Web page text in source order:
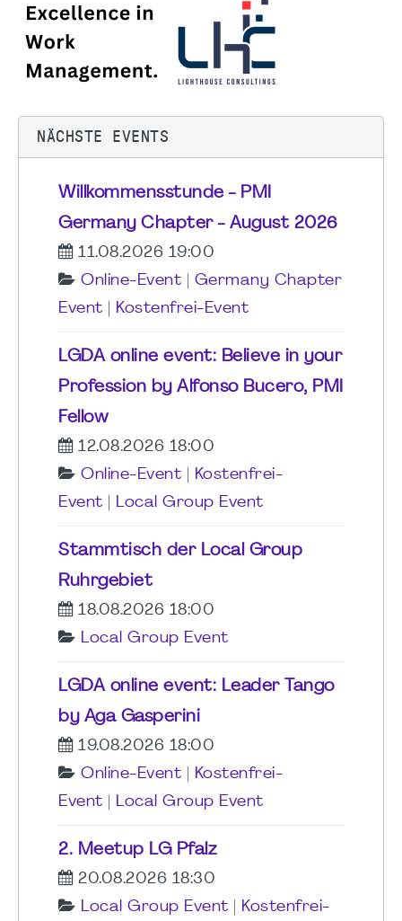
NÄCHSTE EVENTS
Willkommensstunde - PMI
Germany Chapter - August 2026
11.08.2026 19:00
Online-Event
Germany Chapter
Event
Kostenfrei-Event
LGDA online event: Believe in your
Profession by Alfonso Bucero, PMI
Fellow
12.08.2026 18:00
Online-Event
Kostenfrei-
Event
Local Group Event
Stammtisch der Local Group
Ruhrgebiet
18.08.2026 18:00
Local Group Event
LGDA online event: Leader Tango
by Aga Gasperini
19.08.2026 18:00
Online-Event
Kostenfrei-
Event
Local Group Event
2. Meetup LG Pfalz
20.08.2026 18:30
Local Group Event
Kostenfrei-